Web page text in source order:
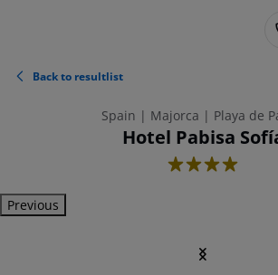
Back to resultlist
Spain | Majorca | Playa de
Hotel Pabisa
4
Previous